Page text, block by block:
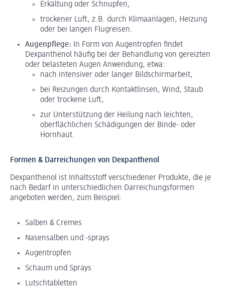
Erkältung oder Schnupfen,
trockener Luft, z.B. durch Klimaanlagen, Heizung
oder bei langen Flugreisen.
Augenpflege: In Form von Augentropfen findet
Dexpanthenol häufig bei der Behandlung von gereizten
oder belasteten Augen Anwendung, etwa:
nach intensiver oder langer Bildschirmarbeit,
bei Reizungen durch Kontaktlinsen, Wind, Staub
oder trockene Luft,
zur Unterstützung der Heilung nach leichten,
oberflächlichen Schädigungen der Binde- oder
Hornhaut.
Formen & Darreichungen von Dexpanthenol
Dexpanthenol ist Inhaltsstoff verschiedener Produkte, die je
nach Bedarf in unterschiedlichen Darreichungsformen
angeboten werden, zum Beispiel:
Salben & Cremes
Nasensalben und -sprays
Augentropfen
Schaum und Sprays
Lutschtabletten